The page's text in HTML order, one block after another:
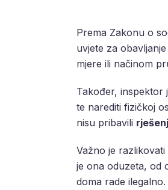
Prema Zakonu o
uvjete za
mjere ili načinom
Također, inspektor
te narediti fizičkoj
nisu pribavili
Važno je
je ona oduzeta, od
doma rade ilegalno.